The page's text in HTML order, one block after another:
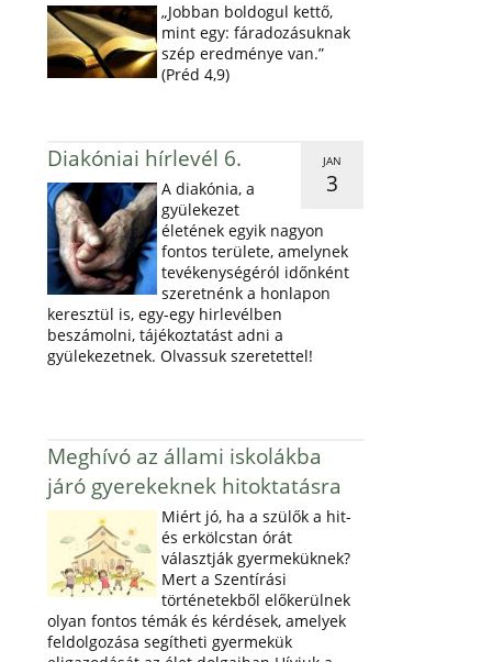
„Jobban boldogul kettő,
mint egy: fáradozásuknak
szép eredménye van.”
(Préd 4,9)
JAN
3
Diakóniai hírlevél 6.
A diakónia, a
gyülekezet
életének egyik nagyon
fontos területe, amelynek
tevékenységéról időnként
szeretnénk a honlapon
keresztül is, egy-egy hirlevélben
beszámolni, tájékoztatást adni a
gyülekezetnek. Olvassuk szeretettel!
Meghívó az állami iskolákba
járó gyerekeknek hitoktatásra
Miért jó, ha a szülők a hit-
és erkölcstan órát
választják gyermeküknek?
Mert a Szentírási
történetekből előkerülnek
olyan fontos témák és kérdések, amelyek
feldolgozása segítheti gyermekük